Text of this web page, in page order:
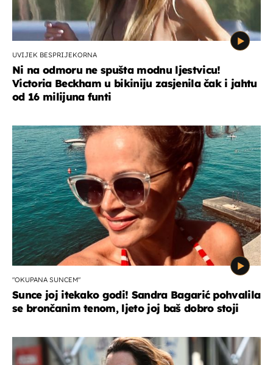
UVIJEK BESPRIJEKORNA
Ni na odmoru ne spušta modnu ljestvicu!
Victoria Beckham u bikiniju zasjenila čak i jahtu
od 16 milijuna funti
"OKUPANA SUNCEM"
Sunce joj itekako godi! Sandra Bagarić pohvalila
se brončanim tenom, ljeto joj baš dobro stoji